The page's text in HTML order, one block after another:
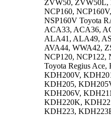
ZVW50, ZVW50L,
NCP160,
NSP160V Toyota
ACA33, ACA36,
ALA41, ALA49,
AVA44, WWA42,
NCP120, NCP122,
Toyota Regius
KDH200V,
KDH205,
KDH206V,
KDH220K,
KDH223,